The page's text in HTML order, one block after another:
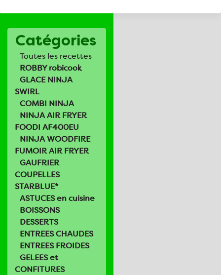
Catégories
Toutes les recettes
ROBBY robicook
GLACE NINJA
SWIRL
COMBI NINJA
NINJA AIR FRYER
FOODI AF400EU
NINJA WOODFIRE
FUMOIR AIR FRYER
GAUFRIER
COUPELLES
STARBLUE*
ASTUCES en cuisine
BOISSONS
DESSERTS
ENTREES CHAUDES
ENTREES FROIDES
GELEES et
CONFITURES